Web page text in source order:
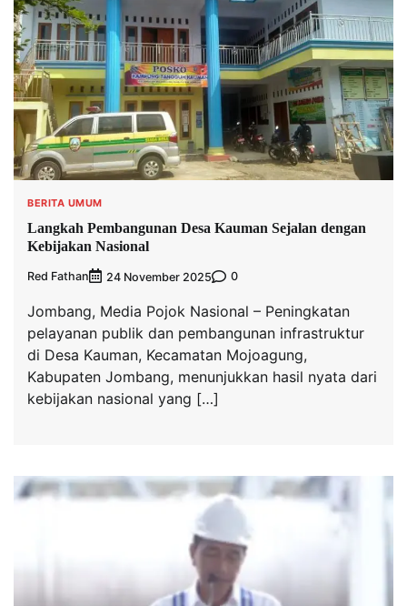
BERITA UMUM
Langkah Pembangunan Desa Kauman Sejalan dengan
Kebijakan Nasional
Red Fathan 24 November 2025 0
Jombang, Media Pojok Nasional – Peningkatan
pelayanan publik dan pembangunan infrastruktur
di Desa Kauman, Kecamatan Mojoagung,
Kabupaten Jombang, menunjukkan hasil nyata dari
kebijakan nasional yang […]